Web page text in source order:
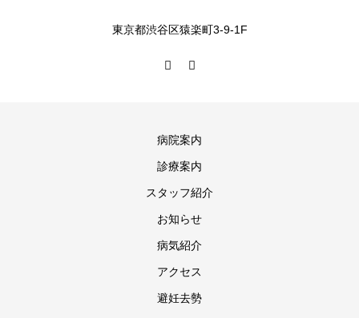
東京都渋谷区猿楽町3-9-1F
病院案内
診療案内
スタッフ紹介
お知らせ
病気紹介
アクセス
避妊去勢